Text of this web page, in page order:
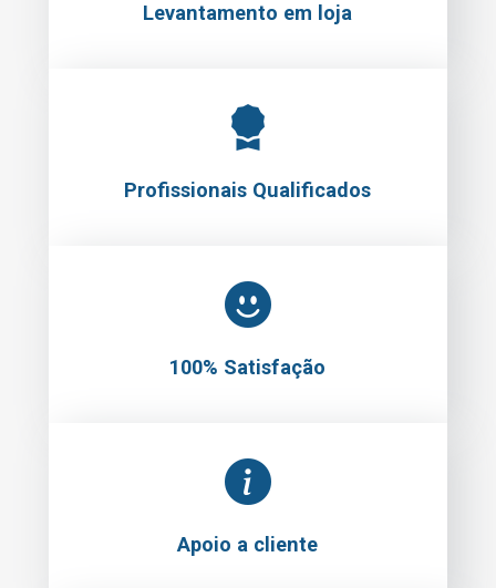
Levantamento em loja
Profissionais Qualificados
100% Satisfação
Apoio a cliente